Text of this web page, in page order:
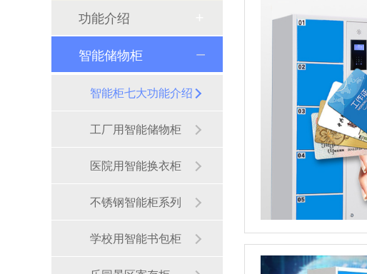
功能介绍
智能储物柜
智能柜七大功能介绍
工厂用智能储物柜
医院用智能换衣柜
不锈钢智能柜系列
学校用智能书包柜